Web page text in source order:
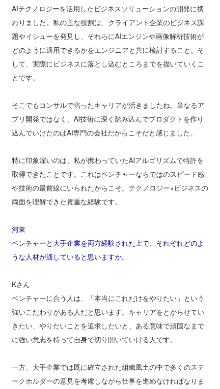
AIテクノロジーを活用したビジネスソリューションの開発に携
わりました。私の主な役割は、クライアント企業のビジネス課
題やイシューを発見し、それらにAIエンジンや画像解析技術が
どのように適用できるかをエンジニアと共に検討すること。そ
して、実際にビジネスに落とし込むところまでを描いていくこ
とです。
そこでもコンサルで培ったキャリアが活きましたね。単なるア
プリ開発ではなく、AI技術に深く踏み込んでプロダクトを作り
込んでいけたのはAI専門の会社だからこそだと感じました。
特に印象深いのは、私が携わっていたAIアルゴリズムで特許を
取得できたことです。これはベンチャーならではのスピード感
や技術の最前線にいられたからこそ。テクノロジー×ビジネスの
両面を理解できた貴重な経験です。
河東
ベンチャーと大手企業を両方経験された上で、それぞれどのよ
うな人材が適していると思いますか。
Kさん
ベンチャーに合う人は、「本当にこれだけをやりたい」という
強いこだわりがある人だと思います。キャリアをとがらせてい
きたい、やりたいことを追求したいと、ある意味で頑固なまで
に強い意志を持って自身で切り開いていける人です。
一方、大手企業では既に確立された組織風土の中で多くのステ
ークホルダーの意見を考慮しながら仕事を進めなければなりま